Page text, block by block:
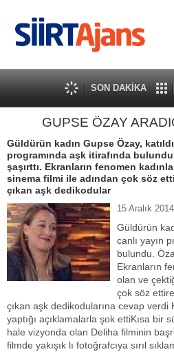
SON DAKİKA
GUPSE ÖZAY
Güldürün kadın Gupse Özay,
programında aşk itirafında
şaşırttı. Ekranların fenomen
sinema filmi ile adından çok söz
çıkan aşk dedikodular
15 Aralık
Güldürün
canlı yayın
bulundu.
Ekranların
olan ve
çok söz
çıkan aşk dedikodularına cevap
yaptığı açıklamalarla şok ettiKısa bir
hale vizyonda olan Deliha filminin
filmde yakışık lı fotoğrafcıya sırıl